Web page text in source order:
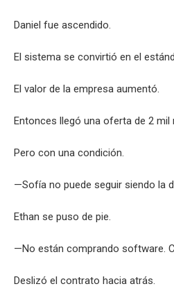
Daniel fue ascendido.
El sistema se convirtió en el
El valor de la empresa aumentó.
Entonces llegó una oferta de 2 mil
Pero con una condición.
—Sofía no puede seguir siendo la
Ethan se puso de pie.
—No están comprando software.
Deslizó el contrato hacia atrás.